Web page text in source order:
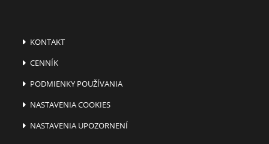
KONTAKT
CENNÍK
PODMIENKY POUŽÍVANIA
NASTAVENIA COOKIES
NASTAVENIA UPOZORNENÍ